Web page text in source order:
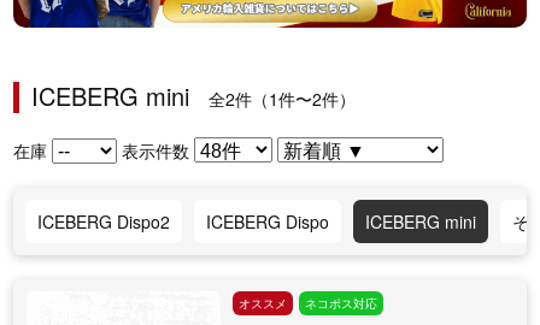
ICEBERG mini 全2件（1件〜2件）
在庫 表示件数
ICEBERG Dispo2 ICEBERG Dispo ICEBERG mini そ
オススメ ネコポス対応